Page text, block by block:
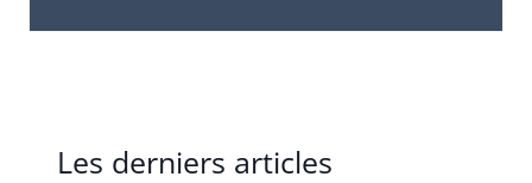
Les derniers articles